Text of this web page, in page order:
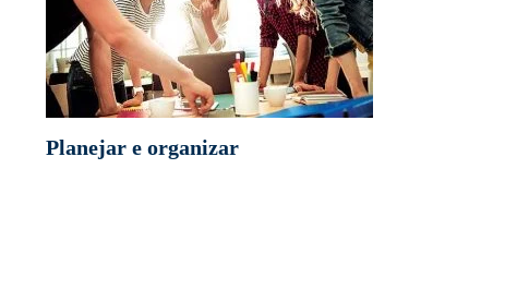
Planejar e organizar